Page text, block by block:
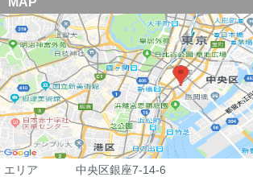
エリア
中央区銀座7-14-6